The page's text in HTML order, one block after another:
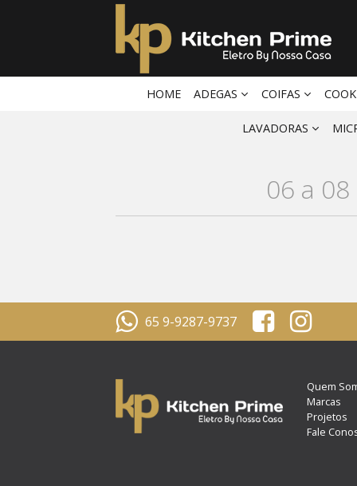
HOME ADEGAS COIFAS
LAVADORAS
06 a
65 9-9287-9737
Quem
Marcas
Projetos
Fale